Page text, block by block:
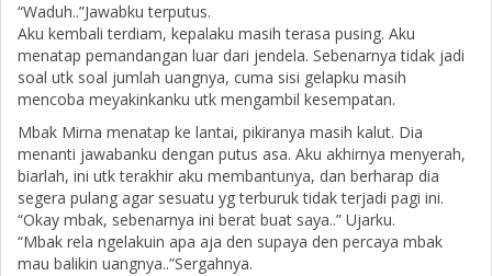
“Waduh..”Jawabku terputus.
Aku kembali terdiam, kepalaku masih terasa pusing. Aku
menatap pemandangan luar dari jendela. Sebenarnya tidak jadi
soal utk soal jumlah uangnya, cuma sisi gelapku masih
mencoba meyakinkanku utk mengambil kesempatan.
Mbak Mirna menatap ke lantai, pikiranya masih kalut. Dia
menanti jawabanku dengan putus asa. Aku akhirnya menyerah,
biarlah, ini utk terakhir aku membantunya, dan berharap dia
segera pulang agar sesuatu yg terburuk tidak terjadi pagi ini.
“Okay mbak, sebenarnya ini berat buat saya..” Ujarku.
“Mbak rela ngelakuin apa aja den supaya den percaya mbak
mau balikin uangnya..”Sergahnya.